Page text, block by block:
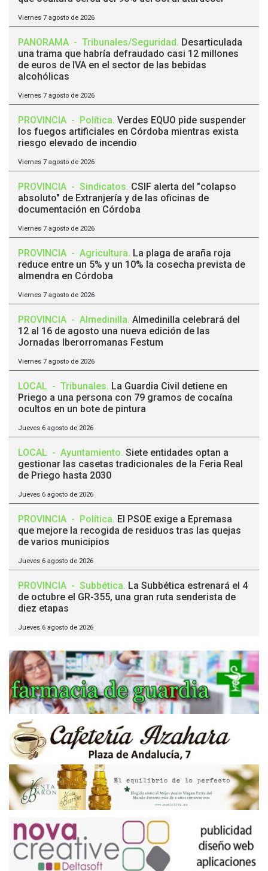
Viernes 7 agosto de 2026
PANORAMA - Tribunales/Seguridad. Desarticulada
una trama que habría defraudado casi 12 millones
de euros de IVA en el sector de las bebidas
alcohólicas
Viernes 7 agosto de 2026
PROVINCIA - Política. Verdes EQUO pide suspender
los fuegos artificiales en Córdoba mientras exista
riesgo elevado de incendio
Viernes 7 agosto de 2026
PROVINCIA - Sindicatos. CSIF alerta del "colapso
absoluto" de Extranjería y de las oficinas de
documentación en Córdoba
Viernes 7 agosto de 2026
PROVINCIA - Agricultura. La plaga de araña roja
reduce entre un 5% y un 10% la cosecha prevista de
almendra en Córdoba
Viernes 7 agosto de 2026
PROVINCIA - Almedinilla. Almedinilla celebrará del
12 al 16 de agosto una nueva edición de las
Jornadas Iberorromanas Festum
Viernes 7 agosto de 2026
LOCAL - Tribunales. La Guardia Civil detiene en
Priego a una persona con 79 gramos de cocaína
ocultos en un bote de pintura
Jueves 6 agosto de 2026
LOCAL - Ayuntamiento. Siete entidades optan a
gestionar las casetas tradicionales de la Feria Real
de Priego hasta 2030
Jueves 6 agosto de 2026
PROVINCIA - Política. El PSOE exige a Epremasa
que mejore la recogida de residuos tras las quejas
de varios municipios
Jueves 6 agosto de 2026
PROVINCIA - Subbética. La Subbética estrenará el 4
de octubre el GR-355, una gran ruta senderista de
diez etapas
Jueves 6 agosto de 2026